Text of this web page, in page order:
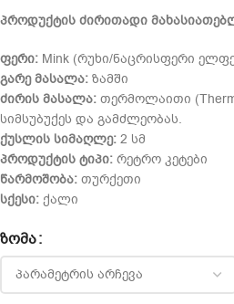
პროდუქტის ძირითადი
ფერი: Mink (რუხი/ნაცრისფერი
გარე მასალა: ზამში
ძირის მასალა: თერმოლაითი
სიმსუბუქეს და გამძლეობას.
ქუსლის სიმაღლე: 2 სმ
პროდუქტის ტიპი: რეტრო კეტები
წარმოშობა: თურქეთი
სქესი: ქალი
ᲖᲝᲛᲐ